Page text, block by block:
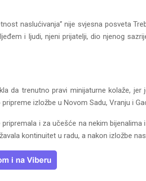
naslućivanja” nije svjesna posveta
i ljudi, njeni prijatelji, dio njenog
da trenutno pravi minijaturne kolaže, jer
izložbe u Novom Sadu, Vranju i
i za učešće na nekim bijenalima
kontinuitet u radu, a nakon izložbe